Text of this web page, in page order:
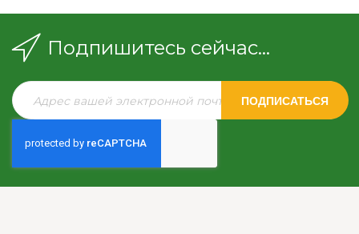
Подпишитесь сейчас...
ПОДПИСАТЬСЯ